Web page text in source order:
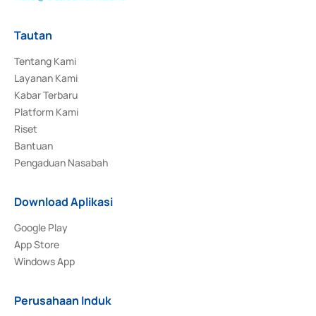
Tautan
Tentang Kami
Layanan Kami
Kabar Terbaru
Platform Kami
Riset
Bantuan
Pengaduan Nasabah
Download Aplikasi
Google Play
App Store
Windows App
Perusahaan Induk